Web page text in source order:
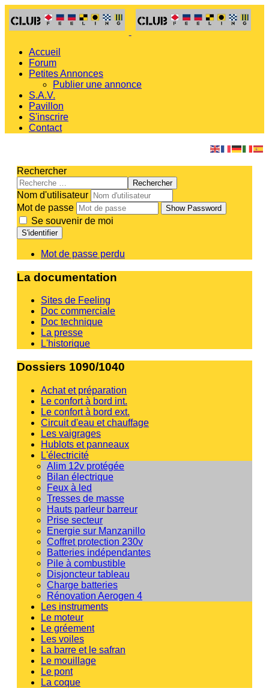
Accueil
Forum
Petites Annonces
Publier une annonce
S.A.V.
Pavillon
S'inscrire
Contact
Rechercher
Rechercher
Nom d'utilisateur
Mot de passe
Show Password
Se souvenir de moi
S'identifier
Mot de passe perdu
La documentation
Sites de Feeling
Doc commerciale
Doc technique
La presse
L'historique
Dossiers 1090/1040
Achat et préparation
Le confort à bord int.
Le confort à bord ext.
Circuit d'eau et chauffage
Les vaigrages
Hublots et panneaux
L'électricité
Alim 12v protégée
Bilan électrique
Feux à led
Tresses de masse
Hauts parleur barreur
Prise secteur
Energie sur Manzanillo
Coffret protection 230v
Batteries indépendantes
Pile à combustible
Disjoncteur tableau
Charge batteries
Rénovation Aerogen 4
Les instruments
Le moteur
Le gréement
Les voiles
La barre et le safran
Le mouillage
Le pont
La coque